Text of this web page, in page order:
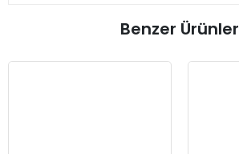
Benzer Ürünler